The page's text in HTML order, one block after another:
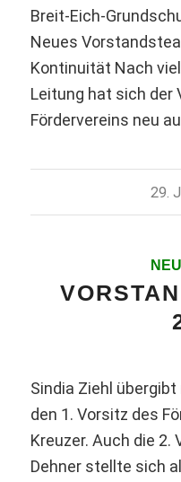
Breit-Eich-
Neues
Kontinuität Nach
Leitung hat sich der
Fördervereins neu
29.
Sindia Ziehl
den 1. Vorsitz des
Kreuzer. Auch die 2.
Dehner stellte sich